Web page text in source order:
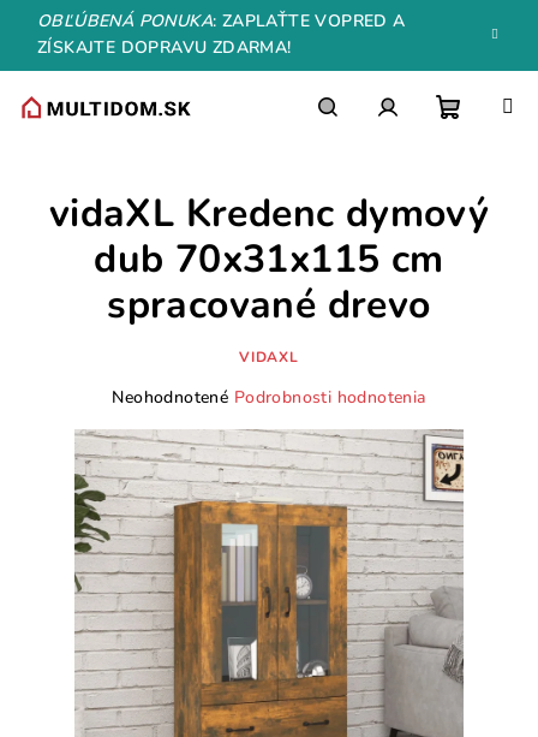
Prejsť
obsah
OBĽÚBENÁ PONUKA: ZAPLAŤTE VOPRED A
ZÍSKAJTE DOPRAVU ZDARMA!
košík
vidaXL Kredenc dymový
dub 70x31x115 cm
spracované drevo
VIDAXL
Priemerné
produktu
je
0,0
z
5
hviezdičiek.
Neohodnotené Podrobnosti hodnotenia